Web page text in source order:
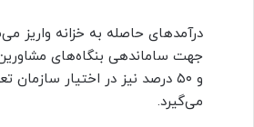
جهت ساماندهی بنگاه‌های
و ۵۰ درصد نیز در اختیار سازمان
می‌گیرد.